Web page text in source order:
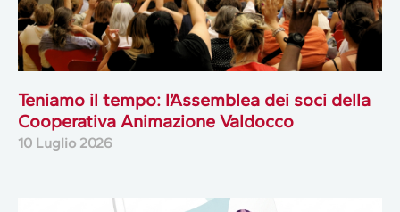
Teniamo il tempo: l’Assemblea dei soci della
Cooperativa Animazione Valdocco
10 Luglio 2026